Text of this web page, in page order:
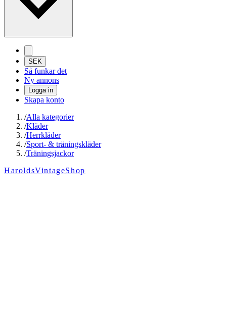
SEK
Så funkar det
Ny annons
Logga in
Skapa konto
/Alla kategorier
/Kläder
/Herrkläder
/Sport- & träningskläder
/Träningsjackor
HaroldsVintageShop